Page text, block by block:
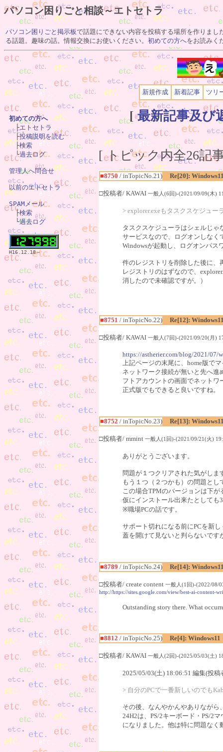
パソコン困りごと相談～エトセトラ
パソコン困りごと掲示板で話題にできない内容を投稿する場所を作りまし
る話題。趣味の話。情報交換にお使いください。 初めての方へをお読みく
新規作成 新着記事 ツリ
[最新記事及び
[ トピック内全26
■8750 / inTopicNo.21) Re[20]:
□投稿者/ KAWAI 一般人(6回)-(2021/09/09(木)
> explorer.exeもタスクスケジュ
タスクスケジューラはシェルじゃ
サービスなので、ログオンしなく
Windowsが起動し、ログオンパス
件のレジストリを削除した後に、
レジストリのはずなので、
消したので未確認ですが。）
■8751 / inTopicNo.22) Re[12]:
□投稿者/ KAWAI 一般人(7回)-(2021/09/20(月)
https://astherier.com/blog/2021/07/
上記ページの末尾に、home版で
ネットワーク接続が無いと先へ
フトアカウントの画面でネット
正式版でもできると良いですね。
■8752 / inTopicNo.23) Re[13]:
□投稿者/ mmint 一般人(1回)-(2021/09/21(火)
ありがとうございます。
問題が１つクリアされた気がしま
もう１つ（２つかも）の問題とし
この場合TPMのバージョンは下
仮にインストール出来たとして
※職場PCの話です。
サポート切れになる前にPCを新
蓋を開けて見ないと判らないです
■8789 / inTopicNo.24) Re[14]:
□投稿者/ create content 一般人(1回)-(2022/08/
http://https://sites.google.com/view/best-ai-content-
Outstanding story there. What
■8812 / inTopicNo.25) Re[4]: Windows11
□投稿者/ KAWAI 一般人(2回)-(2025/05/03(土)
2025/05/03(土) 18:06:51 編集(投稿
> 自分のPCで一番新しいのでも
その後、なんやかんやありながら
24H2は、PS/2キーボード・PS/2
になりました。他は特に問題なく
初めての方へ
├エトセトラ
├投稿説明を読む
├検索
└過去ログ
管理人へ問合せ
以前のエトセトラ
SPAMメール
├検索
└過去ログ
H16.12.18～